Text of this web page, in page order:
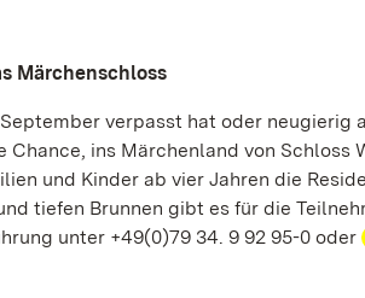
Märchenschloss
verpasst hat oder neugierig
Chance, ins Märchenland von
und Kinder ab vier Jahren die
tiefen Brunnen gibt es für die
unter +49(0)79 34. 9 92 95-0 oder